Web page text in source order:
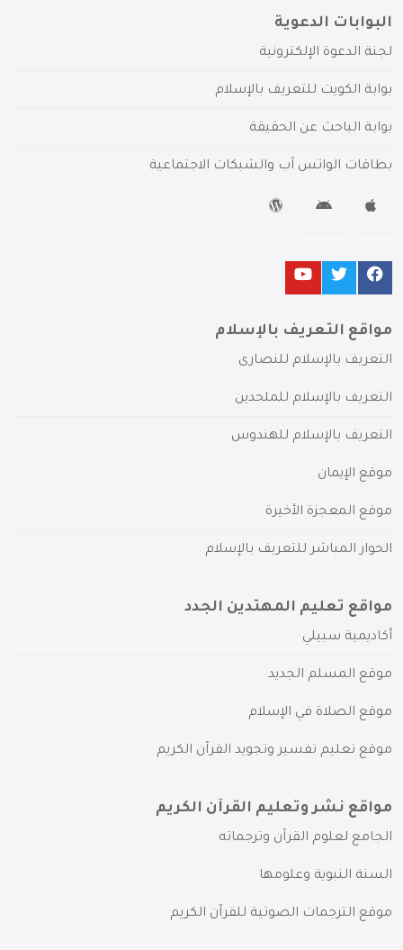
البوابات الدعوية
لجنة الدعوة الإلكترونية
بوابة الكويت للتعريف بالإسلام
بوابة الباحث عن الحقيقة
بطاقات الواتس آب والشبكات الاجتماعية
مواقع التعريف بالإسلام
التعريف بالإسلام للنصارى
التعريف بالإسلام للملحدين
التعريف بالإسلام للهندوس
موقع الإيمان
موقع المعجزة الأخيرة
الحوار المباشر للتعريف بالإسلام
مواقع تعليم المهتدين الجدد
أكاديمية سبيلي
موقع المسلم الجديد
موقع الصلاة في الإسلام
موقع تعليم تفسير وتجويد القرآن الكريم
مواقع نشر وتعليم القرآن الكريم
الجامع لعلوم القرآن وترجماته
السنة النبوية وعلومها
موقع الترجمات الصوتية للقرآن الكريم